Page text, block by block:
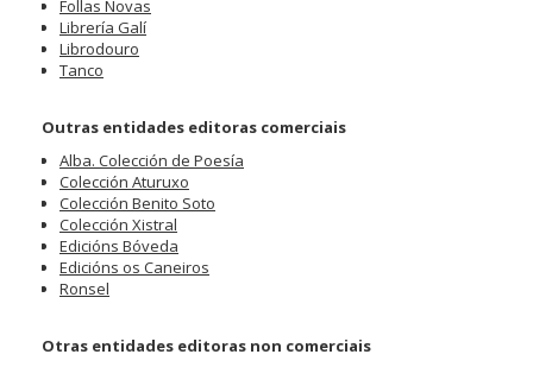
Follas Novas
Librería Galí
Librodouro
Tanco
Outras entidades editoras comerciais
Alba. Colección de Poesía
Colección Aturuxo
Colección Benito Soto
Colección Xistral
Edicións Bóveda
Edicións os Caneiros
Ronsel
Otras entidades editoras non comerciais